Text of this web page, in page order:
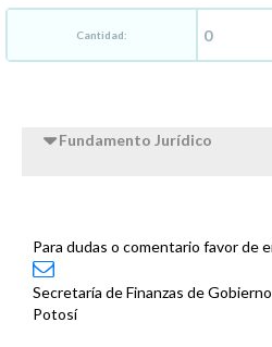
Cantidad:
Fundamento Jurídico
Para dudas o comentario favor de
Secretaría de Finanzas de
Potosí